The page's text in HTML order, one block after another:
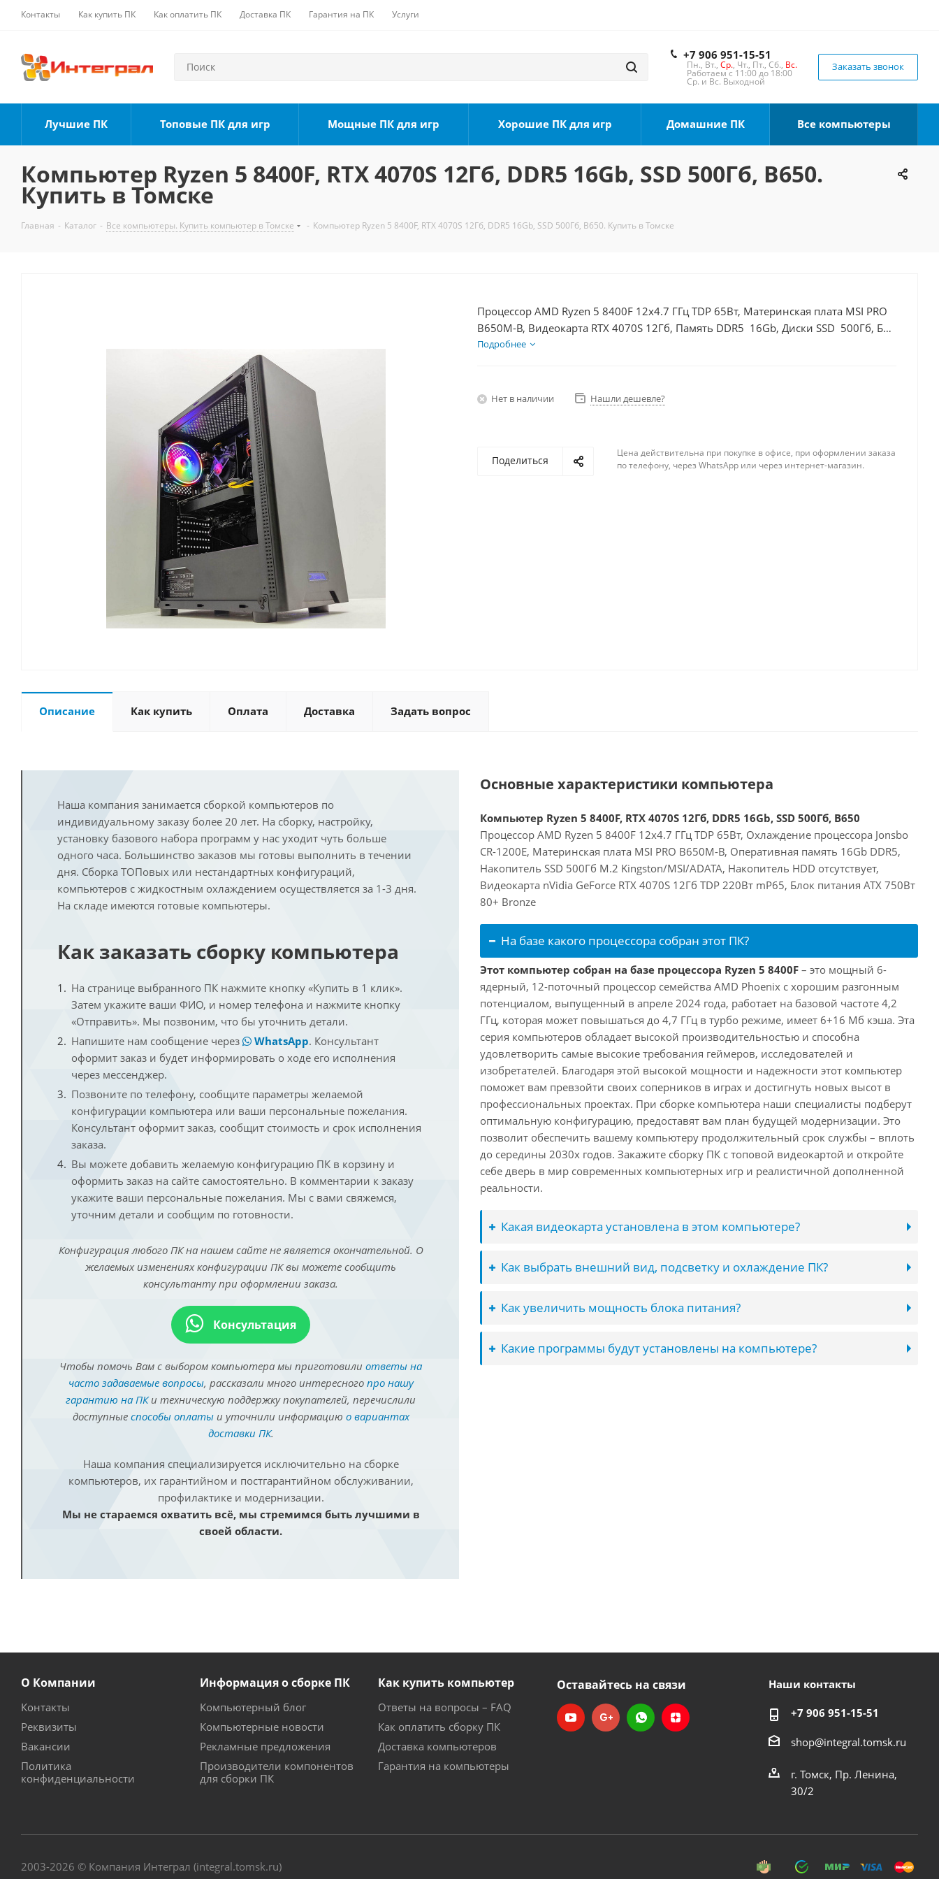
Контакты Как купить ПК Как оплатить ПК Доставка ПК Гарантия на ПК Услуги
+7 906 951-15-51
Пн., Вт., Ср., Чт., Пт., Сб., Вс.
Работаем с 11:00 до 18:00
Ср. и Вс. Выходной
Заказать звонок
Лучшие ПК Топовые ПК для игр Мощные ПК для игр Хорошие ПК для игр Домашние ПК Все компьютеры
Компьютер Ryzen 5 8400F, RTX 4070S 12Гб, DDR5 16Gb, SSD 500Гб, B650.
Купить в Томске
Главная - Каталог - Все компьютеры. Купить компьютер в Томске - Компьютер Ryzen 5 8400F, RTX 4070S 12Гб, DDR5 16Gb, SSD 500Гб, B650. Купить в Томске
Процессор AMD Ryzen 5 8400F 12x4.7 ГГц TDP 65Вт, Материнская плата MSI PRO
B650M-B, Видеокарта RTX 4070S 12Гб, Память DDR5 16Gb, Диски SSD 500Гб, БП
750Вт
Подробнее
Нет в наличии Нашли дешевле?
Поделиться
Цена действительна при покупке в офисе, при оформлении заказа
по телефону, через WhatsApp или через интернет-магазин.
Описание Как купить Оплата Доставка Задать вопрос
Наша компания занимается сборкой компьютеров по
индивидуальному заказу более 20 лет. На сборку, настройку,
установку базового набора программ у нас уходит чуть больше
одного часа. Большинство заказов мы готовы выполнить в течении
дня. Сборка ТОПовых или нестандартных конфигураций,
компьютеров с жидкостным охлаждением осуществляется за 1-3 дня.
На складе имеются готовые компьютеры.
Как заказать сборку компьютера
На странице выбранного ПК нажмите кнопку «Купить в 1 клик».
Затем укажите ваши ФИО, и номер телефона и нажмите кнопку
«Отправить». Мы позвоним, что бы уточнить детали.
Напишите нам сообщение через
WhatsApp. Консультант
оформит заказ и будет информировать о ходе его исполнения
через мессенджер.
Позвоните по телефону, сообщите параметры желаемой
конфигурации компьютера или ваши персональные пожелания.
Консультант оформит заказ, сообщит стоимость и срок исполнения
заказа.
Вы можете добавить желаемую конфигурацию ПК в корзину и
оформить заказ на сайте самостоятельно. В комментарии к заказу
укажите ваши персональные пожелания. Мы с вами свяжемся,
уточним детали и сообщим по готовности.
Конфигурация любого ПК на нашем сайте не является окончательной. О
желаемых изменениях конфигурации ПК вы можете сообщить
консультанту при оформлении заказа.
Консультация
Чтобы помочь Вам с выбором компьютера мы приготовили ответы на
часто задаваемые вопросы, рассказали много интересного про нашу
гарантию на ПКи техническую поддержку покупателей, перечислили
доступные способы оплатыи уточнили информацию о вариантах
доставки ПК.
Наша компания специализируется исключительно на сборке
компьютеров, их гарантийном и постгарантийном обслуживании,
профилактике и модернизации.
Мы не стараемся охватить всё, мы стремимся быть лучшими в
своей области.
Основные характеристики компьютера
Компьютер Ryzen 5 8400F, RTX 4070S 12Гб, DDR5 16Gb, SSD 500Гб, B650
Процессор AMD Ryzen 5 8400F 12x4.7 ГГц TDP 65Вт, Охлаждение процессора Jonsbo
CR-1200E, Материнская плата MSI PRO B650M-B, Оперативная память 16Gb DDR5,
Накопитель SSD 500Гб M.2 Kingston/MSI/ADATA, Накопитель HDD отсутствует,
Видеокарта nVidia GeForce RTX 4070S 12Гб TDP 220Вт mP65, Блок питания ATX 750Вт
80+ Bronze
На базе какого процессора собран этот ПК?
Этот компьютер собран на базе процессора Ryzen 5 8400F – это мощный 6-
ядерный, 12-поточный процессор семейства AMD Phoenix с хорошим разгонным
потенциалом, выпущенный в апреле 2024 года, работает на базовой частоте 4,2
ГГц, которая может повышаться до 4,7 ГГц в турбо режиме, имеет 6+16 Мб кэша. Эта
серия компьютеров обладает высокой производительностью и способна
удовлетворить самые высокие требования геймеров, исследователей и
изобретателей. Благодаря этой высокой мощности и надежности этот компьютер
поможет вам превзойти своих соперников в играх и достигнуть новых высот в
профессиональных проектах. При сборке компьютера наши специалисты подберут
оптимальную конфигурацию, предоставят вам план будущей модернизации. Это
позволит обеспечить вашему компьютеру продолжительный срок службы – вплоть
до середины 2030х годов. Закажите сборку ПК с топовой видеокартой и откройте
себе дверь в мир современных компьютерных игр и реалистичной дополненной
реальности.
Какая видеокарта установлена в этом компьютере?
Как выбрать внешний вид, подсветку и охлаждение ПК?
Как увеличить мощность блока питания?
Какие программы будут установлены на компьютере?
О Компании
Контакты
Реквизиты
Вакансии
Политика
конфиденциальности
Информация о сборке ПК
Компьютерный блог
Компьютерные новости
Рекламные предложения
Производители компонентов
для сборки ПК
Как купить компьютер
Ответы на вопросы – FAQ
Как оплатить сборку ПК
Доставка компьютеров
Гарантия на компьютеры
Оставайтесь на связи Наши контакты
+7 906 951-15-51
shop@integral.tomsk.ru
г. Томск, Пр. Ленина,
30/2
2003-2026 © Компания Интеграл (integral.tomsk.ru)